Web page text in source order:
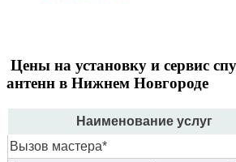
Цены на установку и сервис
антенн в Нижнем Новгороде
Наименование услуг
Вызов мастера*